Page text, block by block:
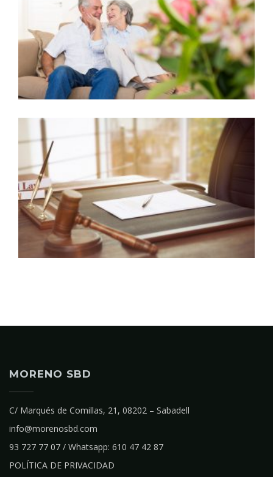
MORENO SBD
C/ Marqués de Comillas, 21, 08202 – Sabadell
info@morenosbd.com
93 727 77 07 / Whatsapp: 610 47 42 87
POLÍTICA DE PRIVACIDAD